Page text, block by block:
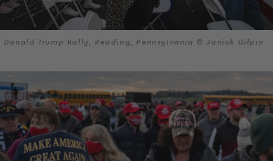
Donald Trump Rally, Reading, Pennsylvania © Janick Gilpin